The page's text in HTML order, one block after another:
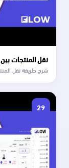
نقل المنتجات
شرح طريقة نقل
29